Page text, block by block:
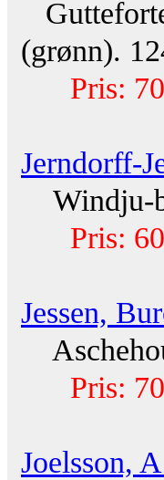
(grønn).
Pris:
Jerndorff-
Windju-
Pris:
Jessen,
Pris:
Joelsson,